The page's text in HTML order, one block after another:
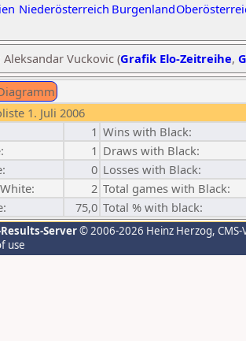
Niederösterreich Burgenland
Vuckovic (Grafik Elo-Zeitreihe,
1. Juli 2006
1 Wins with Black:
1 Draws with Black:
0 Losses with Black:
2 Total games with Black:
75,0 Total % with black:
Server© 2006-2026 Heinz Herzog,
use